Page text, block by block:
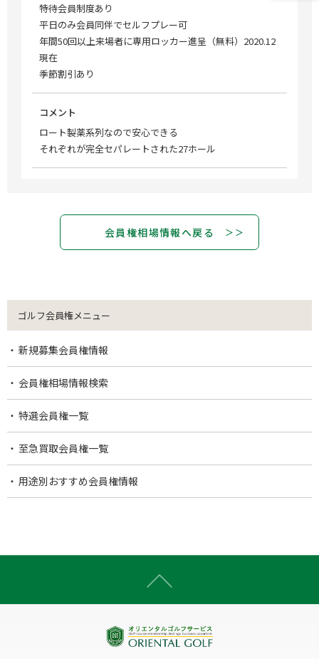
特待会員制度あり
平日のみ会員同伴でセルフプレー可
年間50回以上来場者に専用ロッカー進呈（無料）2020.12
現在
季節割引あり
コメント
ロート製薬系列なので安心できる
それぞれが完全セパレートされた27ホール
会員権相場情報へ戻る
ゴルフ会員権メニュー
新規募集会員権情報
会員権相場情報検索
特選会員権一覧
至急買取会員権一覧
用途別おすすめ会員権情報